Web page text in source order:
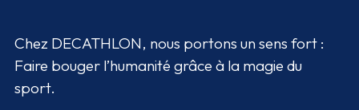
Chez DECATHLON, nous portons un sens fort :
Faire bouger l’humanité grâce à la magie du
sport.